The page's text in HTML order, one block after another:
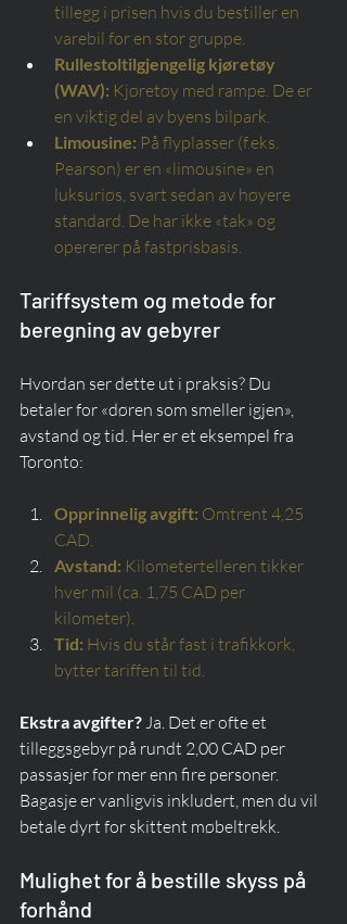
tillegg i prisen hvis du bestiller en
varebil for en stor gruppe.
Rullestoltilgjengelig kjøretøy
(WAV): Kjøretøy med rampe. De er
en viktig del av byens bilpark.
Limousine: På flyplasser (f.eks.
Pearson) er en «limousine» en
luksuriøs, svart sedan av høyere
standard. De har ikke «tak» og
opererer på fastprisbasis.
Tariffsystem og metode for
beregning av gebyrer
Hvordan ser dette ut i praksis? Du
betaler for «døren som smeller igjen»,
avstand og tid. Her er et eksempel fra
Toronto:
Opprinnelig avgift: Omtrent 4,25
CAD.
Avstand: Kilometertelleren tikker
hver mil (ca. 1,75 CAD per
kilometer).
Tid: Hvis du står fast i trafikkork,
bytter tariffen til tid.
Ekstra avgifter? Ja. Det er ofte et
tilleggsgebyr på rundt 2,00 CAD per
passasjer for mer enn fire personer.
Bagasje er vanligvis inkludert, men du vil
betale dyrt for skittent møbeltrekk.
Mulighet for å bestille skyss på
forhånd